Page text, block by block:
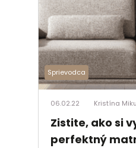
Sprievodca
06.02.22 Kristína
Zistite, ako si
perfektný